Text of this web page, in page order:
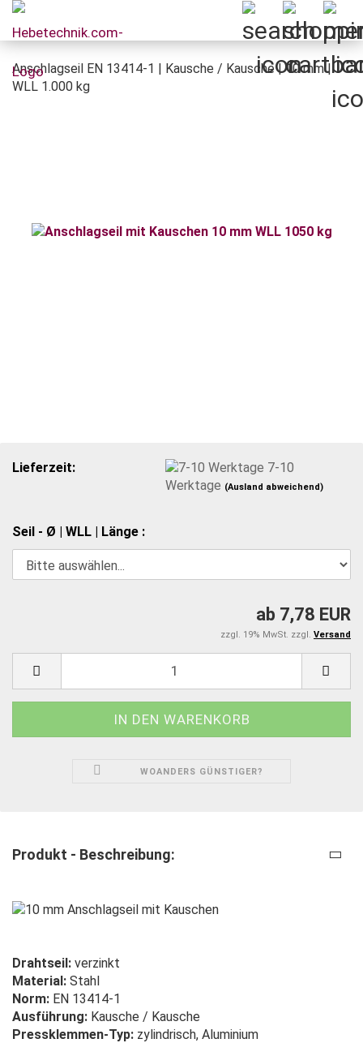
Anschlagseil EN 13414-1 | Kausche / Kausche | 10 mm |
WLL 1.000 kg
Lieferzeit:
7-10
Werktage (Ausland abweichend)
Seil - Ø | WLL | Länge :
ab 7,78 EUR
zzgl. 19% MwSt. zzgl. Versand
WOANDERS GÜNSTIGER?
Produkt - Beschreibung:
Drahtseil: verzinkt
Material: Stahl
Norm: EN 13414-1
Ausführung: Kausche / Kausche
Pressklemmen-Typ: zylindrisch, Aluminium